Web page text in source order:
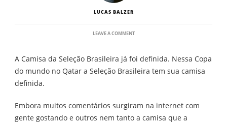
LUCAS BALZER
LEAVE A COMMENTON
BRASILEIRA
COPA
A Camisa da Seleção Brasileira já foi definida. Nessa Copa
do mundo no Qatar a Seleção Brasileira tem sua camisa
definida.
Embora muitos comentários surgiram na internet com
gente gostando e outros nem tanto a camisa que a